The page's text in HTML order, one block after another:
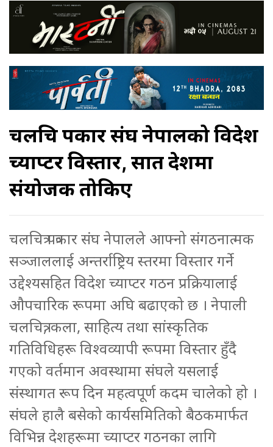
चलचित्र पत्रकार संघ नेपालको विदेश
च्याप्टर विस्तार, सात देशमा
संयोजक तोकिए
चलचित्र पत्रकार संघ नेपालले आफ्नो संगठनात्मक
सञ्जाललाई अन्तर्राष्ट्रिय स्तरमा विस्तार गर्ने
उद्देश्यसहित विदेश च्याप्टर गठन प्रक्रियालाई
औपचारिक रूपमा अघि बढाएको छ । नेपाली
चलचित्र, कला, साहित्य तथा सांस्कृतिक
गतिविधिहरू विश्वव्यापी रूपमा विस्तार हुँदै
गएको वर्तमान अवस्थामा संघले यसलाई
संस्थागत रूप दिन महत्वपूर्ण कदम चालेको हो ।
संघले हालै बसेको कार्यसमितिको बैठकमार्फत
विभिन्न देशहरूमा च्याप्टर गठनका लागि